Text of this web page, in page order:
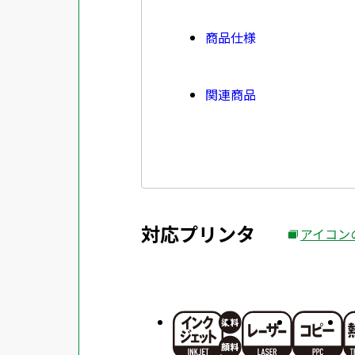
商品仕様
関連商品
対応プリンタ
外
イ
アイコン